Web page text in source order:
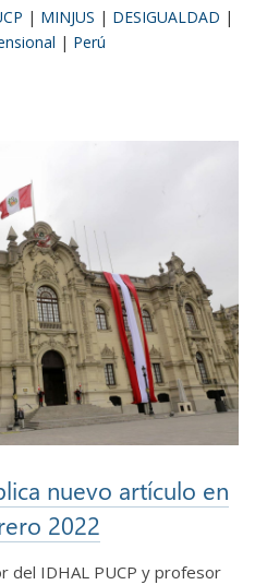
| MINJUS | DESIGUALDAD |
| Perú
nuevo artículo en
2022
del IDHAL PUCP y profesor